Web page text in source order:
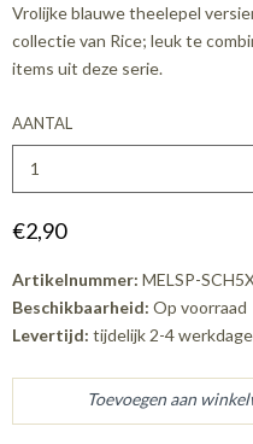
Vrolijke blauwe theelepel
collectie van Rice; leuk te
items uit deze serie.
AANTAL
€2,90
Artikelnummer: MELSP-
Beschikbaarheid: Op voorraad
Levertijd: tijdelijk 2-4